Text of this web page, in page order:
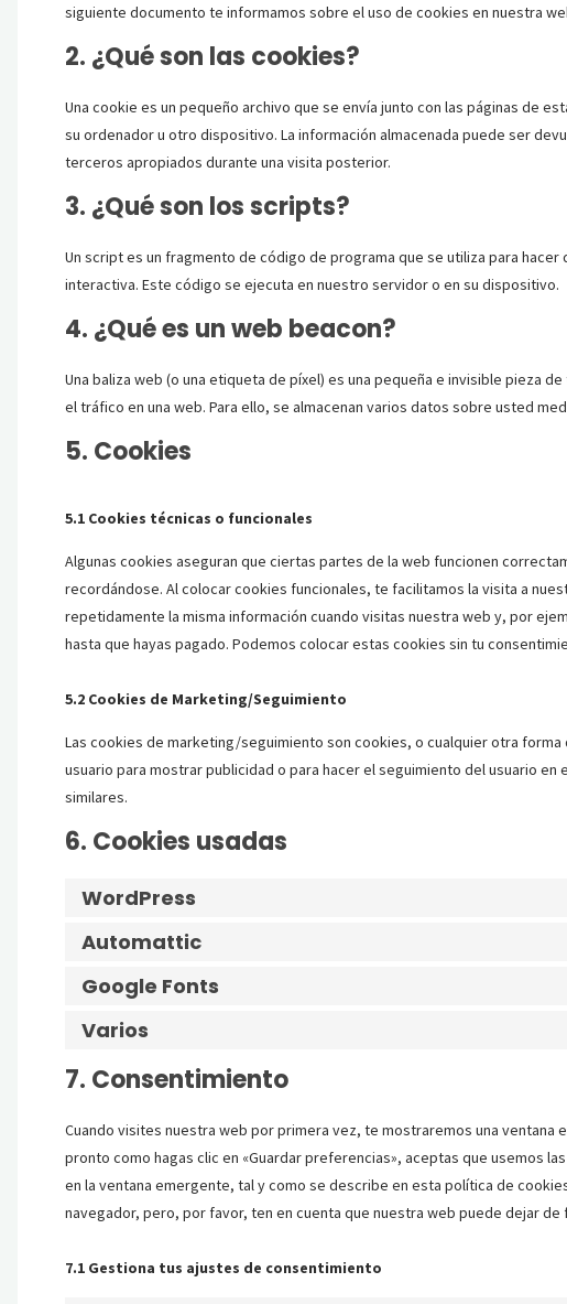
siguiente documento te informamos sobre el uso de cookies en nuestra
2. ¿Qué son las cookies?
Una cookie es un pequeño archivo que se envía junto con las páginas de
su ordenador u otro dispositivo. La información almacenada puede ser
terceros apropiados durante una visita posterior.
3. ¿Qué son los scripts?
Un script es un fragmento de código de programa que se utiliza para
interactiva. Este código se ejecuta en nuestro servidor o en su dispositivo.
4. ¿Qué es un web beacon?
Una baliza web (o una etiqueta de píxel) es una pequeña e invisible pieza
el tráfico en una web. Para ello, se almacenan varios datos sobre usted
5. Cookies
5.1 Cookies técnicas o funcionales
Algunas cookies aseguran que ciertas partes de la web funcionen
recordándose. Al colocar cookies funcionales, te facilitamos la visita a
repetidamente la misma información cuando visitas nuestra web y, por
hasta que hayas pagado. Podemos colocar estas cookies sin tu
5.2 Cookies de Marketing/Seguimiento
Las cookies de marketing/seguimiento son cookies, o cualquier otra
usuario para mostrar publicidad o para hacer el seguimiento del usuario
similares.
6. Cookies usadas
WordPress
Automattic
Google Fonts
Varios
7. Consentimiento
Cuando visites nuestra web por primera vez, te mostraremos una ventana
pronto como hagas clic en «Guardar preferencias», aceptas que usemos
en la ventana emergente, tal y como se describe en esta política de
navegador, pero, por favor, ten en cuenta que nuestra web puede dejar
7.1 Gestiona tus ajustes de consentimiento